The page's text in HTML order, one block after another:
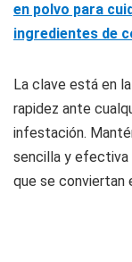
en polvo para
ingredientes de
La clave está en
rapidez ante
infestación.
sencilla y efectiva
que se conviertan